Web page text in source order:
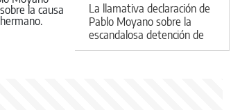
La llamativa declaración de
Pablo Moyano sobre la
escandalosa detención de
su hermano Facundo